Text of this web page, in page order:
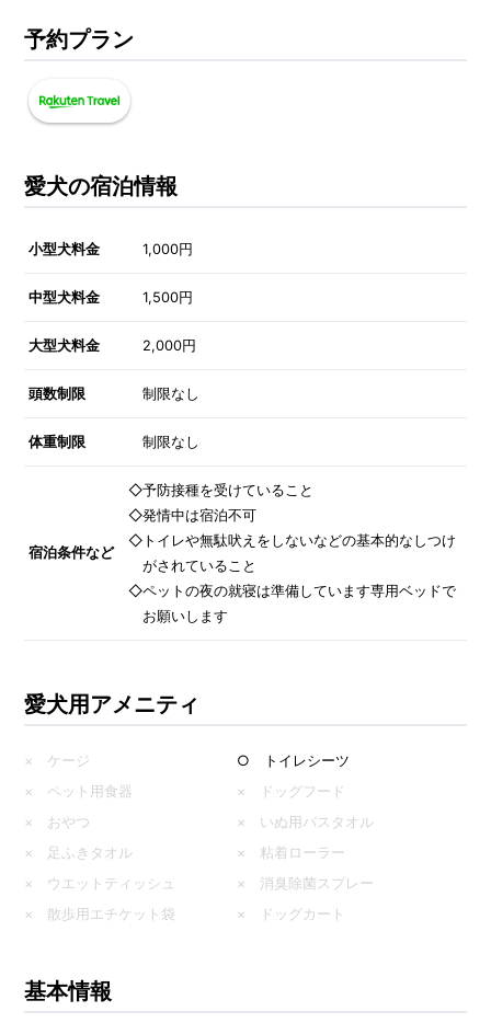
予約プラン
愛犬の宿泊情報
小型犬料金 1,000円
中型犬料金 1,500円
大型犬料金 2,000円
頭数制限 制限なし
体重制限 制限なし
宿泊条件など
◇予防接種を受けていること
◇発情中は宿泊不可
◇トイレや無駄吠えをしないなどの基本的なしつけ
がされていること
◇ペットの夜の就寝は準備しています専用ベッドで
お願いします
愛犬用アメニティ
× ケージ
○ トイレシーツ
× ペット用食器
× ドッグフード
× おやつ
× いぬ用バスタオル
× 足ふきタオル
× 粘着ローラー
× ウエットティッシュ
× 消臭除菌スプレー
× 散歩用エチケット袋
× ドッグカート
基本情報